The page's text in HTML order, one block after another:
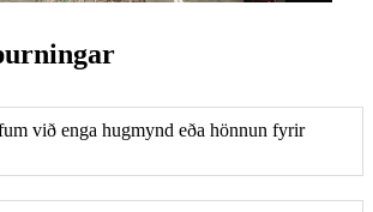
við enga hugmynd eða hönnun fyrir